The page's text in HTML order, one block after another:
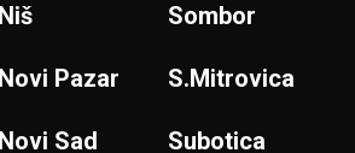
Niš
Novi Pazar
Novi Sad
Sombor
S.Mitrovica
Subotica